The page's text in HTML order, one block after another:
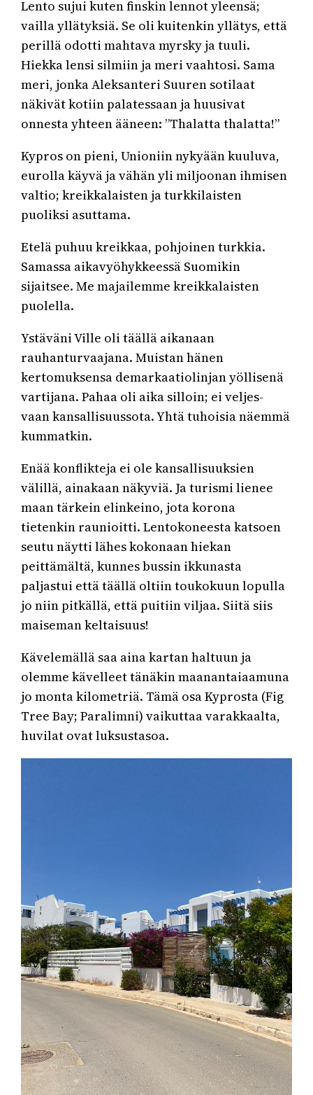
Lento sujui kuten finskin lennot yleensä;
vailla yllätyksiä. Se oli kuitenkin yllätys, että
perillä odotti mahtava myrsky ja tuuli.
Hiekka lensi silmiin ja meri vaahtosi. Sama
meri, jonka Aleksanteri Suuren sotilaat
näkivät kotiin palatessaan ja huusivat
onnesta yhteen ääneen: ”Thalatta thalatta!”
Kypros on pieni, Unioniin nykyään kuuluva,
eurolla käyvä ja vähän yli miljoonan ihmisen
valtio; kreikkalaisten ja turkkilaisten
puoliksi asuttama.
Etelä puhuu kreikkaa, pohjoinen turkkia.
Samassa aikavyöhykkeessä Suomikin
sijaitsee. Me majailemme kreikkalaisten
puolella.
Ystäväni Ville oli täällä aikanaan
rauhanturvaajana. Muistan hänen
kertomuksensa demarkaatiolinjan yöllisenä
vartijana. Pahaa oli aika silloin; ei veljes-
vaan kansallisuussota. Yhtä tuhoisia näemmä
kummatkin.
Enää konflikteja ei ole kansallisuuksien
välillä, ainakaan näkyviä. Ja turismi lienee
maan tärkein elinkeino, jota korona
tietenkin raunioitti. Lentokoneesta katsoen
seutu näytti lähes kokonaan hiekan
peittämältä, kunnes bussin ikkunasta
paljastui että täällä oltiin toukokuun lopulla
jo niin pitkällä, että puitiin viljaa. Siitä siis
maiseman keltaisuus!
Kävelemällä saa aina kartan haltuun ja
olemme kävelleet tänäkin maanantaiaamuna
jo monta kilometriä. Tämä osa Kyprosta (Fig
Tree Bay; Paralimni) vaikuttaa varakkaalta,
huvilat ovat luksustasoa.